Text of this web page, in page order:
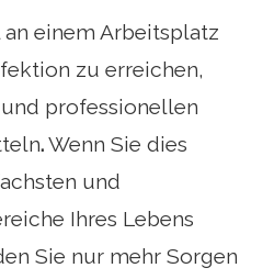
einem Arbeitsplatz
zu erreichen,
professionellen
.Wenn Sie dies
und
Ihres Lebens
Sie nur mehr Sorgen